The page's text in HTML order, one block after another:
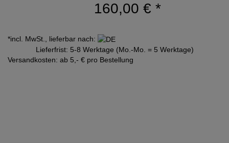
160,00 € *
*incl. MwSt., lieferbar nach:
Lieferfrist: 5-8 Werktage (Mo.-Mo. = 5 Werktage)
Versandkosten: ab 5,- € pro Bestellung